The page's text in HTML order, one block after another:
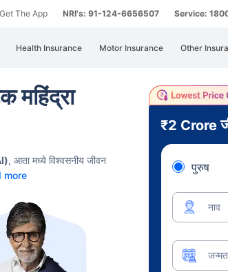
Get The App NRI's: 91-124-6656507 Service:
Health Insurance Motor Insurance Other
महिंद्रा
, आता मध्ये विश्वसनीय जीवन
more
₹2 Crore
पुरुष
नाव